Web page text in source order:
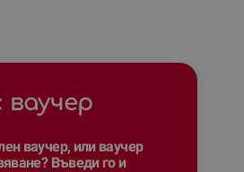
ваучер, или ваучер
Въведи го и